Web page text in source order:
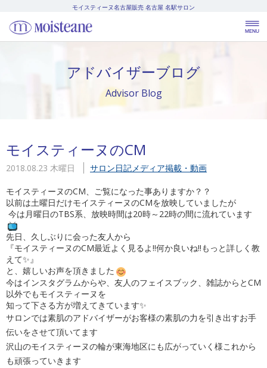
モイスティーヌ名古屋販売 名古屋 名駅サロン
アドバイザーブログ
Advisor Blog
モイスティーヌのCM
2018.08.23 木曜日 サロン日記メディア掲載・動画
モイスティーヌのCM、ご覧になった事ありますか？？
以前は土曜日だけモイスティーヌのCMを放映していましたが
今は月曜日のTBS系、放映時間は20時～22時の間に流れています
先日、久しぶりに会った友人から
『モイスティーヌのCM最近よく見るよ‼何か良いね‼もっと詳しく教
えて✨』
と、嬉しいお声を頂きました
今はインスタグラムからや、友人のフェイスブック、雑誌からとCM
以外でもモイスティーヌを
知って下さる方が増えてきています✨
サロンでは素肌のアドバイザーがお客様の素肌の力を引き出すお手
伝いをさせて頂いてます
沢山のモイスティーヌの輪が東海地区にも広がっていく様これから
も頑張っていきます